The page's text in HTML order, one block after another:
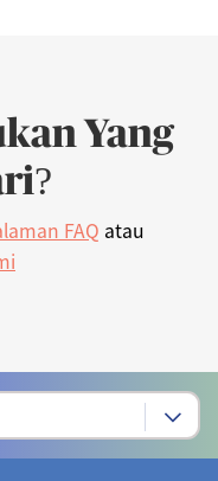
Yang
FAQ atau